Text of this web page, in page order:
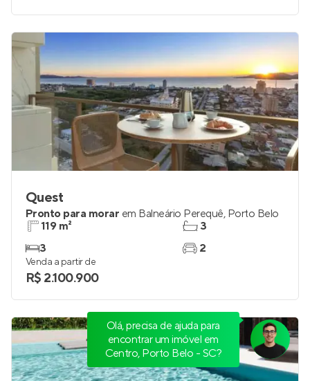
Quest
Pronto para morar em Balneário Perequê, Porto Belo
119 m²
3
3
2
Venda a partir de
R$ 2.100.900
Olá, precisa de ajuda para
encontrar um imóvel em
Centro, Porto Belo - SC?